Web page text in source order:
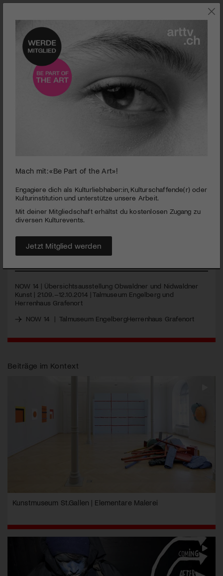
seconds
minutes,
seconds
Talmuseum Engelberg und Herrenhaus Grafenort |
PUBLIZIERT AM 26. SEPTEMBER 2014
Einen Ausflug wert ist nicht nur das Engelberger Tal, sondern
auch die Kunst, die derzeit in Grafenort und Engelberg gezeigt
MEHR
NOW 14 | Übersichtsausstellung Obwaldner und Nidwaldner
Kunst | 21.09.–12.10.2014 | Talmuseum Engelberg und
Herrenhaus Grafenort
NOW 14 |Talmuseum EngelbergHerrenhaus Grafenort
Beiträge im Kontext
Kunstmuseum St.Gallen | Elementare Malerei
Mach mit: «Be Part of the Art»!
Engagiere dich als Kulturliebhaber:in, Kulturschaffende(r) oder
Kulturinstitution und unterstütze unsere Arbeit.
Mit deiner Mitgliedschaft erhältst du kostenlosen Zugang zu
diversen Kulturevents.
Jetzt Mitglied werden